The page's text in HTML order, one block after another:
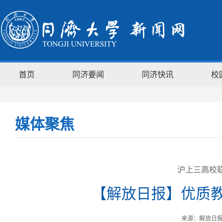
首页 同济要闻 同济快讯 校
媒体聚焦
沪上三高校
【解放日报】优质
来源：解放日